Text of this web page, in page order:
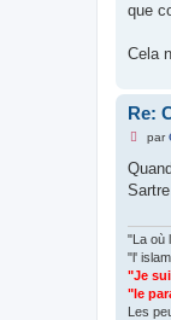
que
Cela
Re:
M
s
a
n
o
n
l
u
par
Sartre
"La où
"l'
"Je
"le
Les